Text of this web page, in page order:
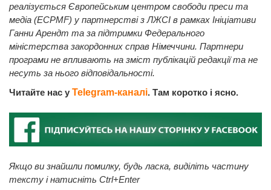
реалізується Європейським центром свободи преси та
медіа (ECPMF) у партнерстві з ЛЖСІ в рамках Ініціативи
Ганни Арендт та за підтримки Федерального
міністерства закордонних справ Німеччини. Партнери
програми не впливають на зміст публікацій редакції та не
несуть за нього відповідальності.
Читайте нас у Telegram-каналі. Там коротко і ясно.
Якщо ви знайшли помилку, будь ласка, виділіть частину
тексту і натисніть Ctrl+Enter